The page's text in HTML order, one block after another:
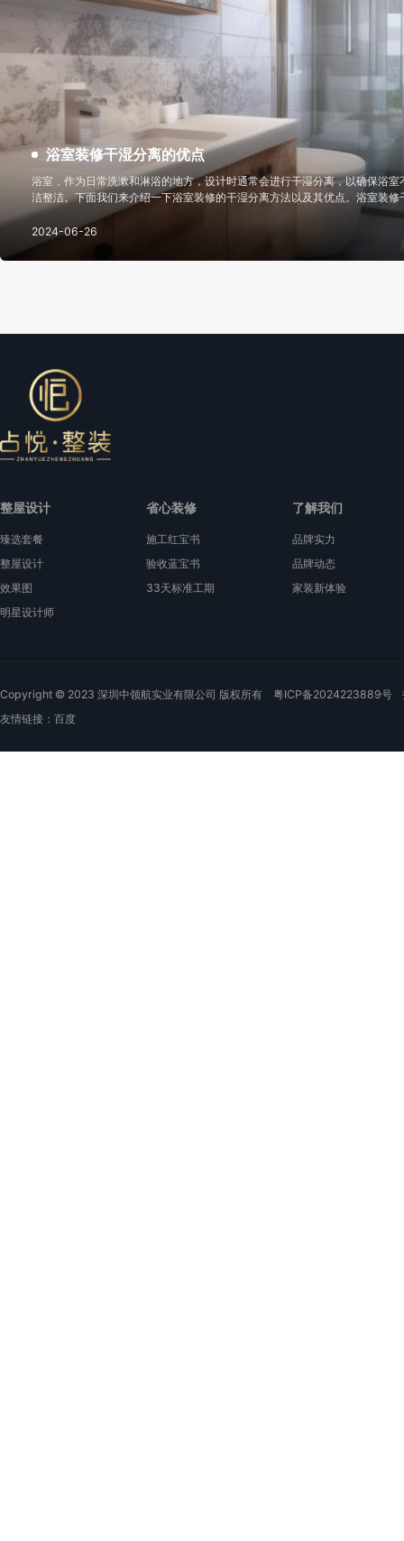
浴室装修干湿分离的优点
浴室，作为日常洗漱和淋浴的地方，设计时通常会进行干湿分离，以确保浴室
洁整洁。下面我们来介绍一下浴室装修的干湿分离方法以及其优点。浴室装修
式：适用于空间有限的浴室。不将整个洗浴间封闭，而是在喷头处设置有效的
汽，又有视觉上的扩容效
2024-06-26
整屋设计
臻选套餐
整屋设计
效果图
明星设计师
省心装修
施工红宝书
验收蓝宝书
33天标准工期
了解我们
品牌实力
品牌动态
家装新体验
Copyright © 2023 深圳中领航实业有限公司 版权所有 粤ICP备2024223889号
友情链接： 百度